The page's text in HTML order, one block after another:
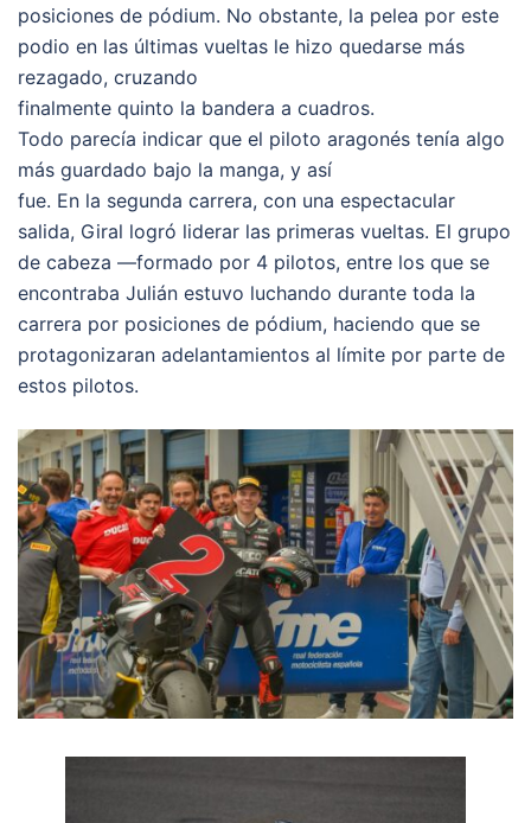
posiciones de pódium. No obstante, la pelea por este
podio en las últimas vueltas le hizo quedarse más
rezagado, cruzando
finalmente quinto la bandera a cuadros.
Todo parecía indicar que el piloto aragonés tenía algo
más guardado bajo la manga, y así
fue. En la segunda carrera, con una espectacular
salida, Giral logró liderar las primeras vueltas. El grupo
de cabeza —formado por 4 pilotos, entre los que se
encontraba Julián estuvo luchando durante toda la
carrera por posiciones de pódium, haciendo que se
protagonizaran adelantamientos al límite por parte de
estos pilotos.